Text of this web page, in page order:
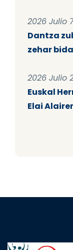
2026 Julio
Dantza
zehar
2026 Julio
Euskal
Elai